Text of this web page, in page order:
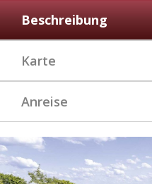
Beschreibung
Karte
Anreise